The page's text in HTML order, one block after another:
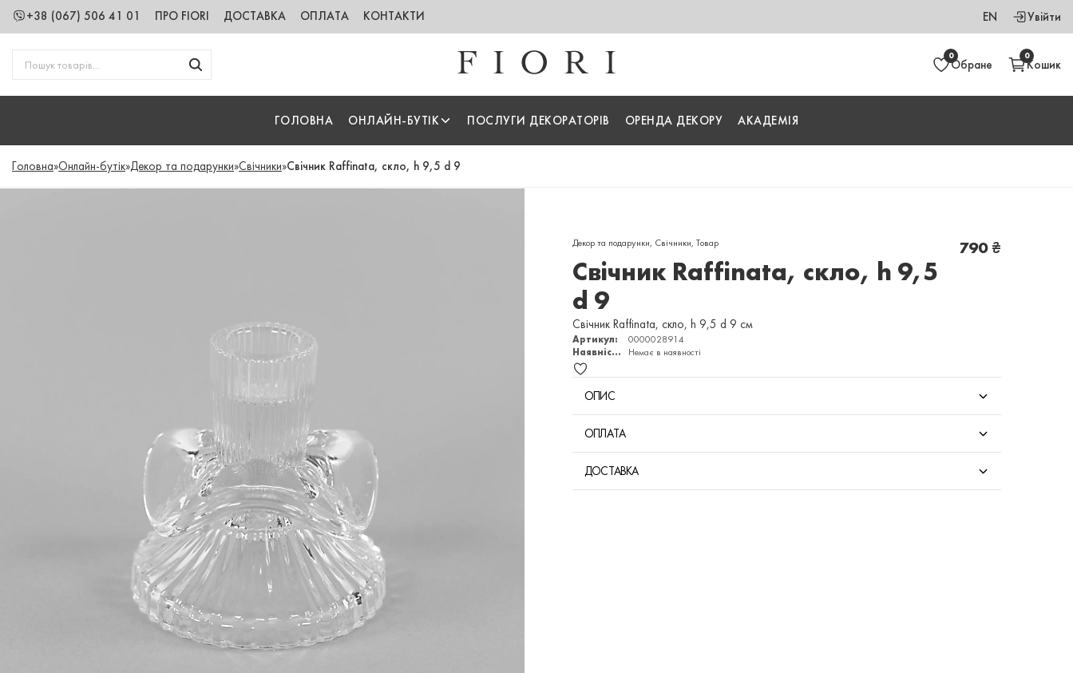
+38 (067) 506 41 01 ПРО FIORI ДОСТАВКА ОПЛАТА КОНТАКТИ EN Увійти
0
Обране
0
Кошик
ГОЛОВНА ОНЛАЙН-БУТІК ПОСЛУГИ ДЕКОРАТОРІВ ОРЕНДА ДЕКОРУ АКАДЕМІЯ
Головна»Онлайн-бутік»Декор та подарунки»Свічники»Свічник Raffinata, скло, h 9,5 d 9
Декор та подарунки, Свічники, Товар
Свічник Raffinata, скло, h 9,5
d 9
790₴
Свічник Raffinata, скло, h 9,5 d 9 см
Артикул:
0000028914
Наявність:
Немає в наявності
ОПИС
ОПЛАТА
ДОСТАВКА